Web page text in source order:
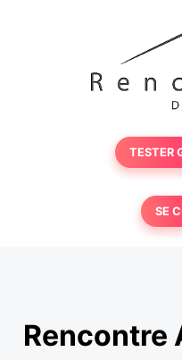
TESTER
SE
Rencontre